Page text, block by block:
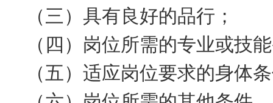
（三）具有良好的品行；
（四）岗位所需的专业或技
（五）适应岗位要求的身体